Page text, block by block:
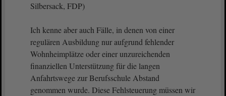
Silbersack, FDP)
Ich kenne aber auch Fälle, in denen von einer
regulären Ausbildung nur aufgrund fehlender
Wohnheimplätze oder einer unzureichenden
finanziellen Unterstützung für die langen
Anfahrtswege zur Berufsschule Abstand
genommen wurde. Diese Fehlsteuerung müssen wir